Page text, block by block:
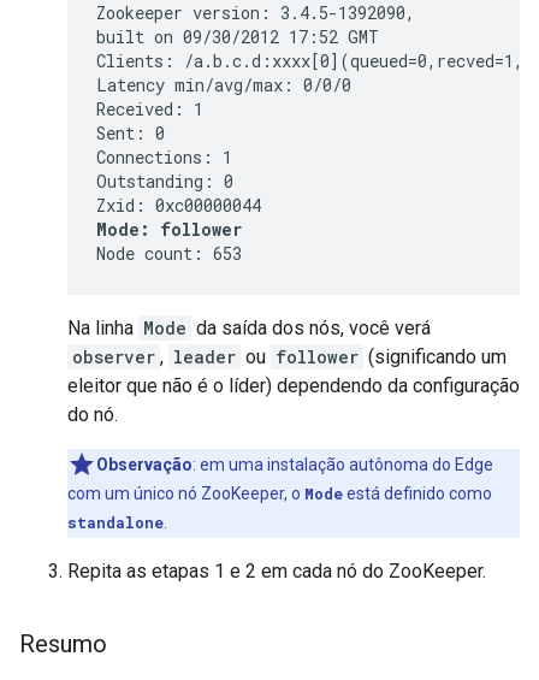
Zookeeper version: 3.4.5-1392090,
built on 09/30/2012 17:52 GMT
Clients: /
Latency min/avg/max: 0/0/0
Received: 1
Sent: 0
Connections: 1
Outstanding: 0
Mode: follower
Node count: 653
Na linha Mode da saída dos nós, você verá
observer , leader ou follower (significando um
eleitor que não é o líder) dependendo da configuração
do nó.
Observação: em uma instalação autônoma do Edge
com um único nó ZooKeeper, o Modeestá definido como
standalone.
Repita as etapas 1 e 2 em cada nó do ZooKeeper.
Resumo